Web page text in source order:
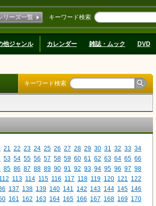
キーワード検索
リーズ一覧
他ジャンル カレンダー 雑誌・ムック DVD
キーワード検索
21 22 23 24 25 26 27 28 29 30 31 32 33 34
53 54 55 56 57 58 59 60 61 62 63 64 65 66
85 86 87 88 89 90 91 92 93 94 95 96 97 98
112 113 114 115 116 117 118 119 120 121
122
137 138 139 140 141 142 143 144 145 146
161 162 163 164 165 166 167 168 169 170